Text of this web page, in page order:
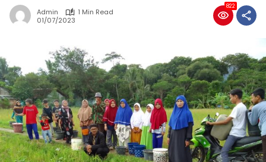
Admin
1 Min Read
01/07/2023
822